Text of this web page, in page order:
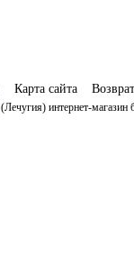
Карта сайта Возврат
(Лечугия) интернет-